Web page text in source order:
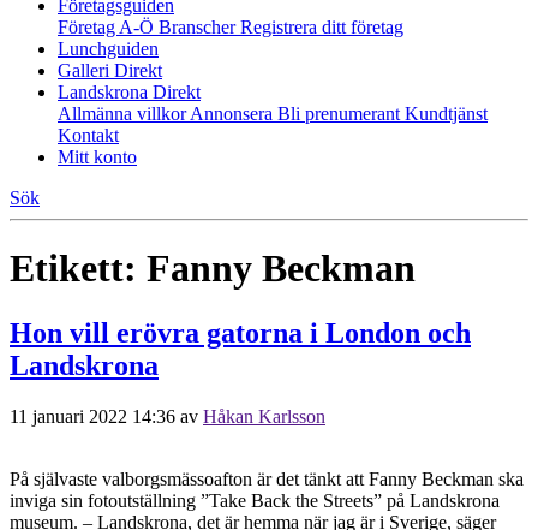
Företagsguiden
Företag A-Ö BranscherRegistrera ditt företag
Lunchguiden
Galleri Direkt
Landskrona Direkt
Allmänna villkorAnnonsera Bli prenumerant Kundtjänst
Kontakt
Mitt konto
Sök
Etikett: Fanny Beckman
Hon vill erövra gatorna i London och
Landskrona
11 januari 2022 14:36 av Håkan Karlsson
På självaste valborgsmässoafton är det tänkt att Fanny Beckman ska
inviga sin fotoutställning ”Take Back the Streets” på Landskrona
museum. – Landskrona, det är hemma när jag är i Sverige, säger